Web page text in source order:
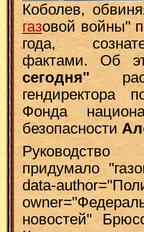
Коболев,
газовой войны"
года,
фактами. Об
сегодня"
гендиректора
Фонда
безопасности
придумало
data-
новостей"